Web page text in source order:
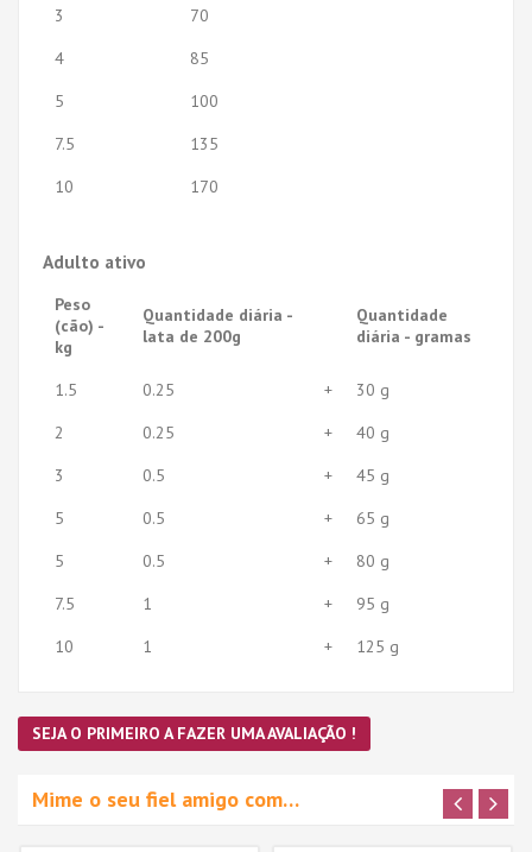
3
70
4
85
5
100
7.5
135
10
170
Adulto ativo
Peso
(cão) -
kg
Quantidade diária -
lata de 200g
Quantidade
diária - gramas
1.5 0.25 +
30 g
2
0.25 +
40 g
3
0.5 +
45 g
5
0.5 +
65 g
5
0.5 +
80 g
7.5
1 +
95 g
10
1 + 125 g
SEJA O PRIMEIRO A FAZER UMA AVALIAÇÃO !
Mime o seu fiel amigo com…